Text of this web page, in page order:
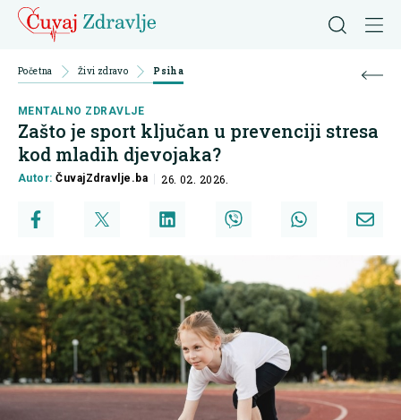
Početna Živi zdravo Psiha
MENTALNO ZDRAVLJE
Zašto je sport ključan u prevenciji stresa
kod mladih djevojaka?
Autor:ČuvajZdravlje.ba 26. 02. 2026.